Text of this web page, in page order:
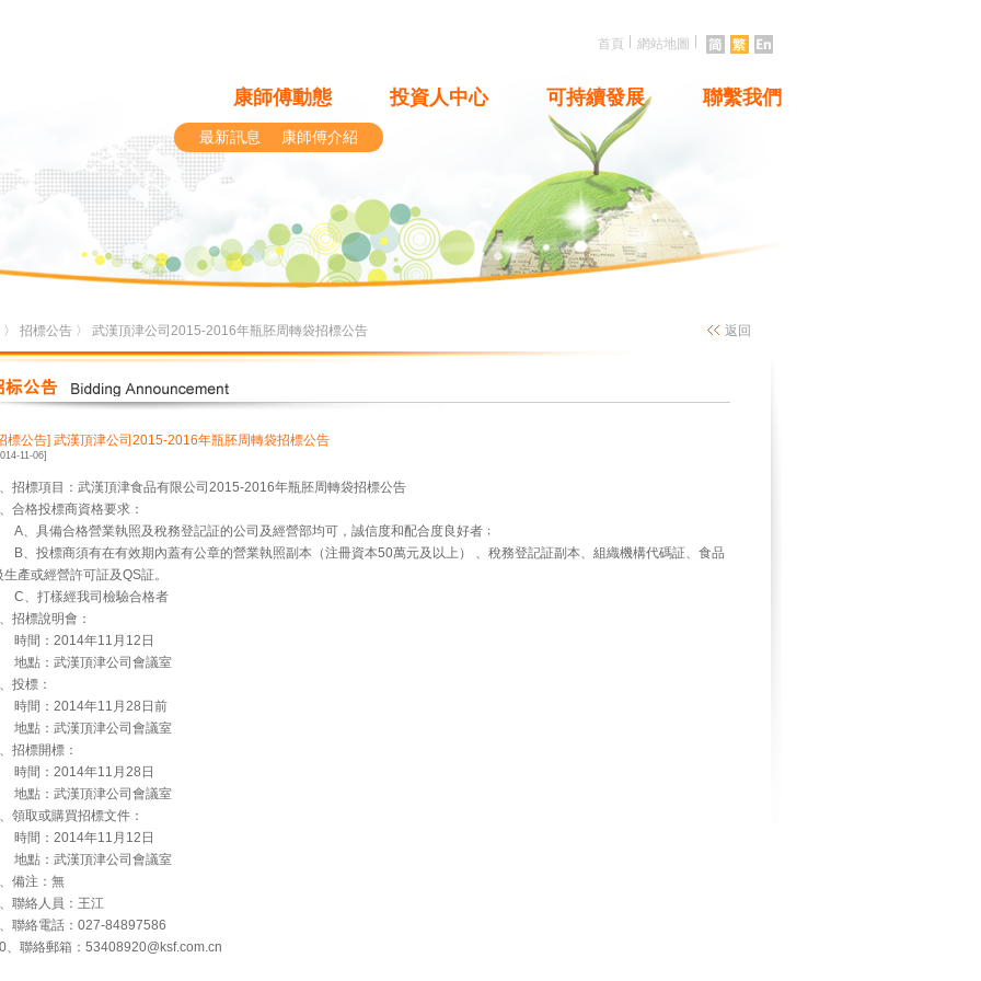
首頁 網站地圖
康師傅動態 投資人中心 可持續發展 聯繫我們
最新訊息 康師傅介紹
〉 招標公告 〉 武漢頂津公司2015-2016年瓶胚周轉袋招標公告 返回
標公告] 武漢頂津公司2015-2016年瓶胚周轉袋招標公告
11-06]
招標項目：武漢頂津食品有限公司2015-2016年瓶胚周轉袋招標公告
合格投標商資格要求：
具備合格營業執照及稅務登記証的公司及經營部均可，誠信度和配合度良好者﹔
投標商須有在有效期內蓋有公章的營業執照副本（注冊資本50萬元及以上） 、稅務登記証副本、組織機構代碼証、食品
生產或經營許可証及QS証。
打樣經我司檢驗合格者
招標說明會：
間：2014年11月12日
點：武漢頂津公司會議室
投標：
間：2014年11月28日前
點：武漢頂津公司會議室
招標開標：
間：2014年11月28日
點：武漢頂津公司會議室
領取或購買招標文件：
間：2014年11月12日
點：武漢頂津公司會議室
備注：無
聯絡人員：王江
聯絡電話：027-84897586
、聯絡郵箱： 53408920@ksf.com.cn